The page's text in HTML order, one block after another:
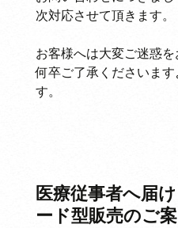
次対応させて頂きます。
お客様へは大変ご迷惑を
何卒ご了承くださいま
す。
医療従事者へ届
ード型販売のご案